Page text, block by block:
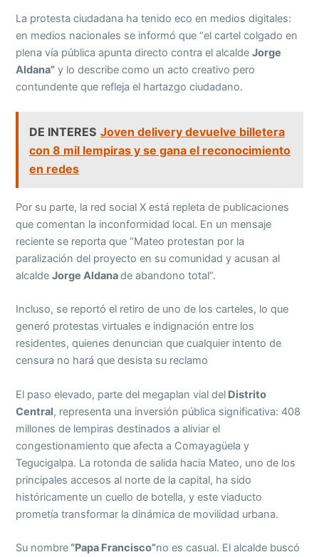
La protesta ciudadana ha tenido eco en medios digitales:
en medios nacionales se informó que “el cartel colgado en
plena vía pública apunta directo contra el alcaldeJorge
Aldana” y lo describe como un acto creativo pero
contundente que refleja el hartazgo ciudadano.
DE INTERES Joven delivery devuelve billetera
con 8 mil lempiras y se gana el reconocimiento
en redes
Por su parte, la red social X está repleta de publicaciones
que comentan la inconformidad local. En un mensaje
reciente se reporta que “Mateo protestan por la
paralización del proyecto en su comunidad y acusan al
alcaldeJorge Aldanade abandono total”.
Incluso, se reportó el retiro de uno de los carteles, lo que
generó protestas virtuales e indignación entre los
residentes, quienes denuncian que cualquier intento de
censura no hará que desista su reclamo
El paso elevado, parte del megaplan vial del Distrito
Central, representa una inversión pública significativa: 408
millones de lempiras destinados a aliviar el
congestionamiento que afecta a Comayagüela y
Tegucigalpa. La rotonda de salida hacia Mateo, uno de los
principales accesos al norte de la capital, ha sido
históricamente un cuello de botella, y este viaducto
prometía transformar la dinámica de movilidad urbana.
Su nombre “Papa Francisco”no es casual. El alcalde buscó